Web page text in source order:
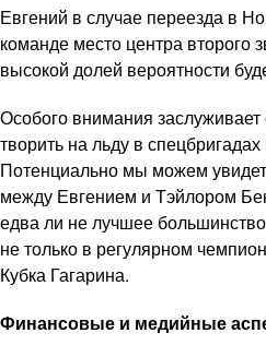
Евгений в случае переезда в
команде место центра второго
высокой долей вероятности
Особого внимания заслуживает
творить на льду в
Потенциально мы можем
между Евгением и Тэйлором
едва ли не лучшее
не только в регулярном
Кубка Гагарина.
Финансовые и медийные